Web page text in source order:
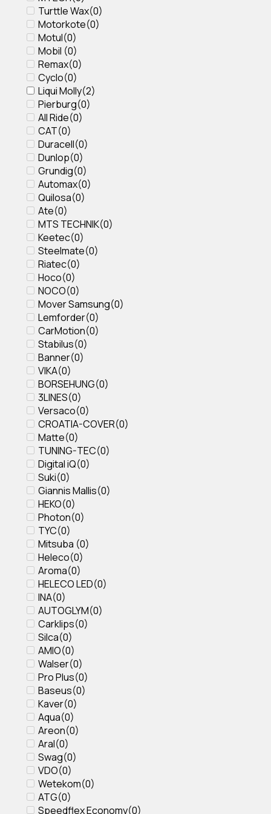
Turttle Wax(0)
Motorkote(0)
Motul(0)
Mobil (0)
Remax(0)
Cyclo(0)
Liqui Molly(2)
Pierburg(0)
All Ride(0)
CAT(0)
Duracell(0)
Dunlop(0)
Grundig(0)
Αutomax(0)
Quilosa(0)
Ate(0)
MTS TECHNIK(0)
Keetec(0)
Steelmate(0)
Riatec(0)
Hoco(0)
NOCO(0)
Mover Samsung(0)
Lemforder(0)
CarMotion(0)
Stabilus(0)
Banner(0)
VIKA(0)
BORSEHUNG(0)
3LINES(0)
Versaco(0)
CROATIA-COVER(0)
Matte(0)
TUNING-TEC(0)
Digital iQ(0)
Suki(0)
Giannis Mallis(0)
HEKO(0)
Photon(0)
TYC(0)
Mitsuba (0)
Heleco(0)
Aroma(0)
HELECO LED(0)
INA(0)
AUTOGLYM(0)
Carklips(0)
Silca(0)
AMIO(0)
Walser(0)
Pro Plus(0)
Baseus(0)
Kaver(0)
Aqua(0)
Areon(0)
Aral(0)
Swag(0)
VDO(0)
Wetekom(0)
ATG(0)
Speedflex Economy(0)